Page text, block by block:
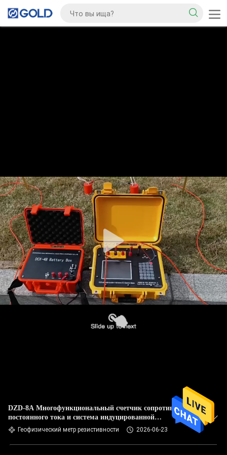
DZD-8A Многофункциональный счетчик сопротивления
постоянного тока и система индуцированной
поляризации для исследования грунтовых вод и
обследований ERT
Геофизический метр резистивности 2026-06-23